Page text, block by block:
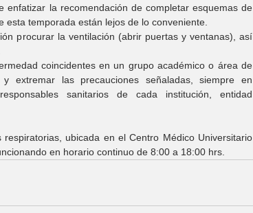
enfatizar la recomendación de completar esquemas de
esta temporada están lejos de lo conveniente.
procurar la ventilación (abrir puertas y ventanas), así
coincidentes en un grupo académico o área de
extremar las precauciones señaladas, siempre en
sanitarios de cada institución, entidad
ubicada en el Centro Médico Universitario
en horario continuo de 8:00 a 18:00 hrs.